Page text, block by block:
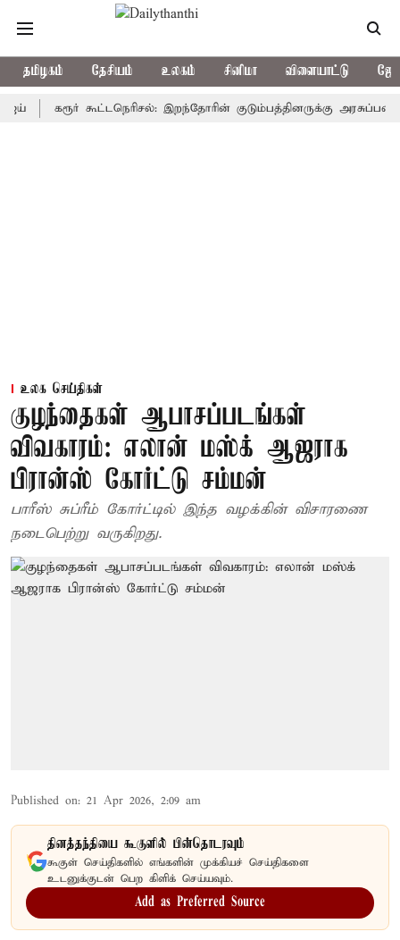
தமிழகம் தேசியம் உலகம் சினிமா விளையாட்டு
கரூர் கூட்டநெரிசல்: இறந்தோரின் குடும்பத்தினருக்கு அரசுப்பணி
உலக செய்திகள்
குழந்தைகள் ஆபாசப்படங்கள்
விவகாரம்: எலான் மஸ்க் ஆஜராக
பிரான்ஸ் கோர்ட்டு சம்மன்
பாரீஸ் சுப்ரீம் கோர்ட்டில் இந்த வழக்கின் விசாரணை
நடைபெற்று வருகிறது.
Published on: 21 Apr 2026, 2:09 am
தினத்தந்தியை கூகுளில் பின்தொடரவும்
கூகுள் செய்திகளில் எங்களின் முக்கியச் செய்திகளை
உடனுக்குடன் பெற கிளிக் செய்யவும்.
Add as Preferred Source